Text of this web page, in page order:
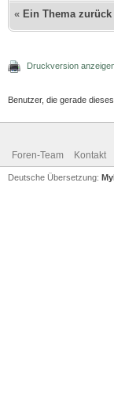
« Ein Thema zurück
Druckversion
Benutzer, die gerade
Foren-Team Kontakt
Deutsche Übersetzung: